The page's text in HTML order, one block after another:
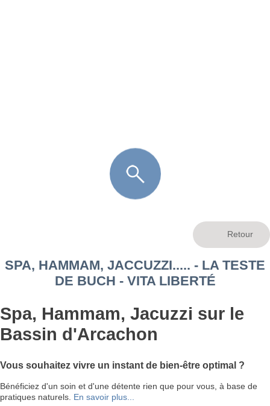
SPA, HAMMAM, JACCUZZI..... - LA TESTE
DE BUCH - VITA LIBERTÉ
Spa, Hammam, Jacuzzi sur le
Bassin d'Arcachon
Vous souhaitez vivre un instant de bien-être optimal ?
Bénéficiez d'un soin et d'une détente rien que pour vous, à base de
pratiques naturels. En savoir plus...